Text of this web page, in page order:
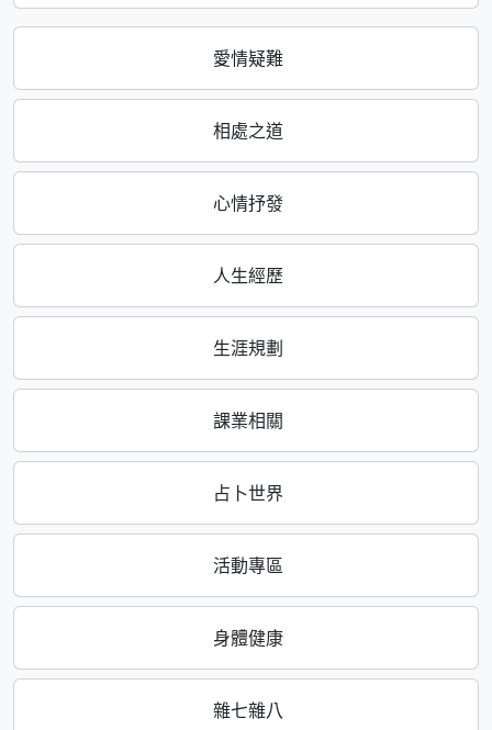
愛情疑難
相處之道
心情抒發
人生經歷
生涯規劃
課業相關
占卜世界
活動專區
身體健康
雜七雜八